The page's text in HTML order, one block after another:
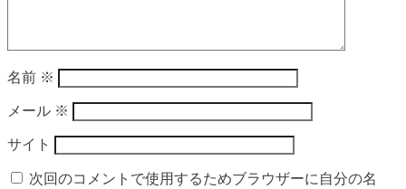
名前 ※
メール ※
サイト
次回のコメントで使用するためブラウザーに自分の名